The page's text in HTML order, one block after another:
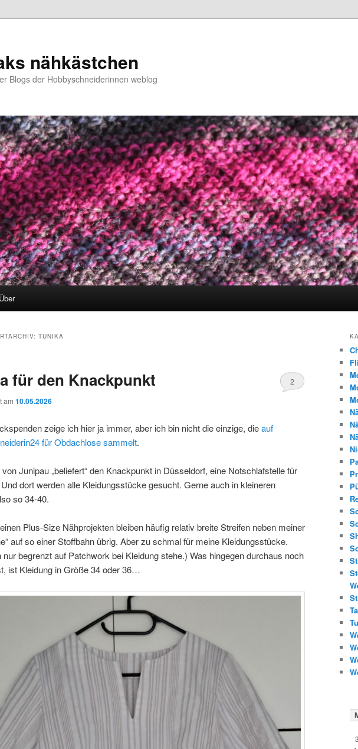
nähkästchen
Blogs der Hobbyschneiderinnen weblog
Über
TUNIKA
für den Knackpunkt
am 10.05.2026
2
zeige ich hier ja immer, aber ich bin nicht die einzige, dieauf
für Obdachlose sammelt.
Junipau „beliefert“ den Knackpunkt in Düsseldorf, eine Notschlafstelle für
dort werden alle Kleidungsstücke gesucht. Gerne auch in kleineren
so 34-40.
Plus-Size Nähprojekten bleiben häufig relativ breite Streifen neben meiner
auf so einer Stoffbahn übrig. Aber zu schmal für meine Kleidungsstücke.
nur begrenzt auf Patchwork bei Kleidung stehe.) Was hingegen durchaus noch
ist Kleidung in Größe 34 oder 36…
3